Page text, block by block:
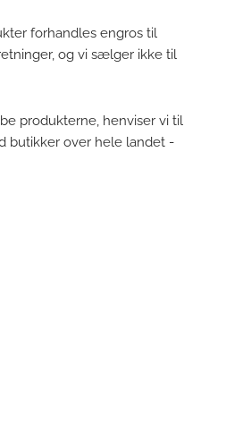
forhandles engros til
og vi sælger ikke til
produkterne, henviser vi til
butikker over hele landet -